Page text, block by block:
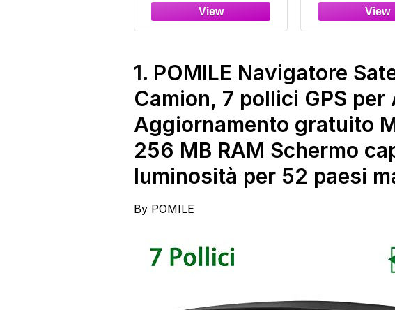
Avviso Guida Vocale
Lane Aggiornamento
1. POMILE Navigatore
Camion, 7 pollici GPS per
Aggiornamento gratuito
256 MB RAM Schermo
luminosità per 52 paesi
By POMILE